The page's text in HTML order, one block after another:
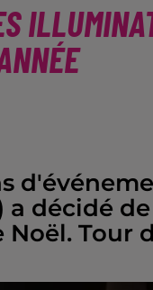
a décidé
Tour